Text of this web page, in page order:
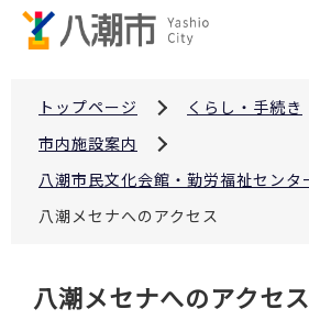
トップページ くらし・手続き
市内施設案内
八潮市民文化会館・勤労福祉センタ
八潮メセナへのアクセス
八潮メセナへのアクセス